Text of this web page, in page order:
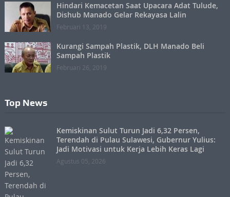
Hindari Kemacetan Saat Upacara Adat Tulude,
Dishub Manado Gelar Rekayasa Lalin
Februari 13, 2019
Kurangi Sampah Plastik, DLH Manado Beli
Sampah Plastik
Februari 26, 2019
Top News
Kemiskinan Sulut Turun Jadi 6,32 Persen,
Terendah di Pulau Sulawesi, Gubernur Yulius:
Jadi Motivasi untuk Kerja Lebih Keras Lagi
Agustus 05, 2026